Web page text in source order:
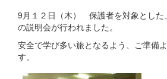
9月１２日（木） 保護者を対象とした
の説明会が行われました。
安全で学び多い旅となるよう、ご準備
す。